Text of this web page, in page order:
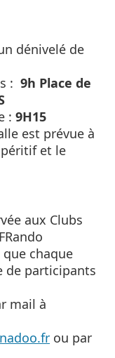
dénivelé de
: 9h Place de
: 9H15
est prévue à
et le
aux Clubs
chaque
de participants
mail à
ou par